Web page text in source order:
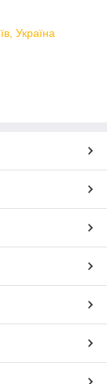
Україна